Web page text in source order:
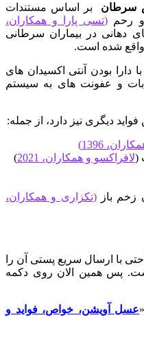
سرطان بر اساس مستندات
رحم (تسی پارا و همکاران،
دهانی در بیماران سرطانی
واقع شده است.
دارا بودن آنتی اکسیدان های
و عفونت های به سیستم
1396
)
(لافراکسو و همکاران، 2021
)
زخم باز(تکزاری و همکاران،
با ارسال سریع پستی آن را
پس همین الان روی دکمه
عسل آویشن، خواص، فواید و